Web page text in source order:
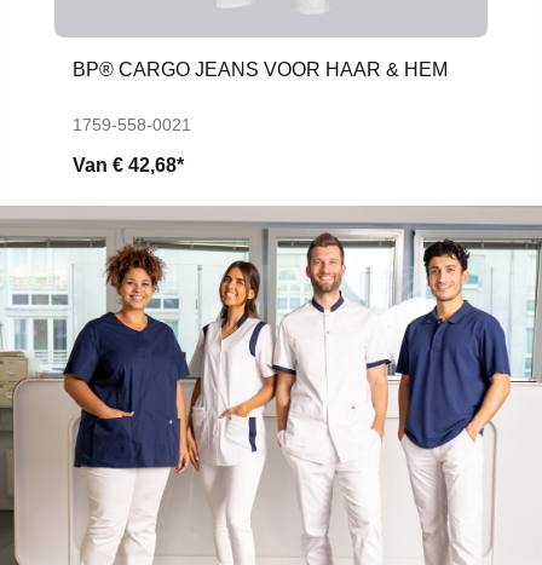
BP® CARGO JEANS VOOR HAAR & HEM
1759-558-0021
Van € 42,68*